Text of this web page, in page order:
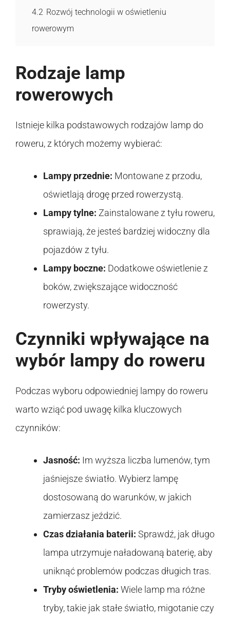
4.2 Rozwój technologii w oświetleniu
rowerowym
Rodzaje lamp
rowerowych
Istnieje kilka podstawowych rodzajów lamp do
roweru, z których możemy wybierać:
Lampy przednie: Montowane z przodu,
oświetlają drogę przed rowerzystą.
Lampy tylne: Zainstalowane z tyłu roweru,
sprawiają, że jesteś bardziej widoczny dla
pojazdów z tyłu.
Lampy boczne: Dodatkowe oświetlenie z
boków, zwiększające widoczność
rowerzysty.
Czynniki wpływające na
wybór lampy do roweru
Podczas wyboru odpowiedniej lampy do roweru
warto wziąć pod uwagę kilka kluczowych
czynników:
Jasność: Im wyższa liczba lumenów, tym
jaśniejsze światło. Wybierz lampę
dostosowaną do warunków, w jakich
zamierzasz jeździć.
Czas działania baterii: Sprawdź, jak długo
lampa utrzymuje naładowaną baterię, aby
uniknąć problemów podczas długich tras.
Tryby oświetlenia: Wiele lamp ma różne
tryby, takie jak stałe światło, migotanie czy